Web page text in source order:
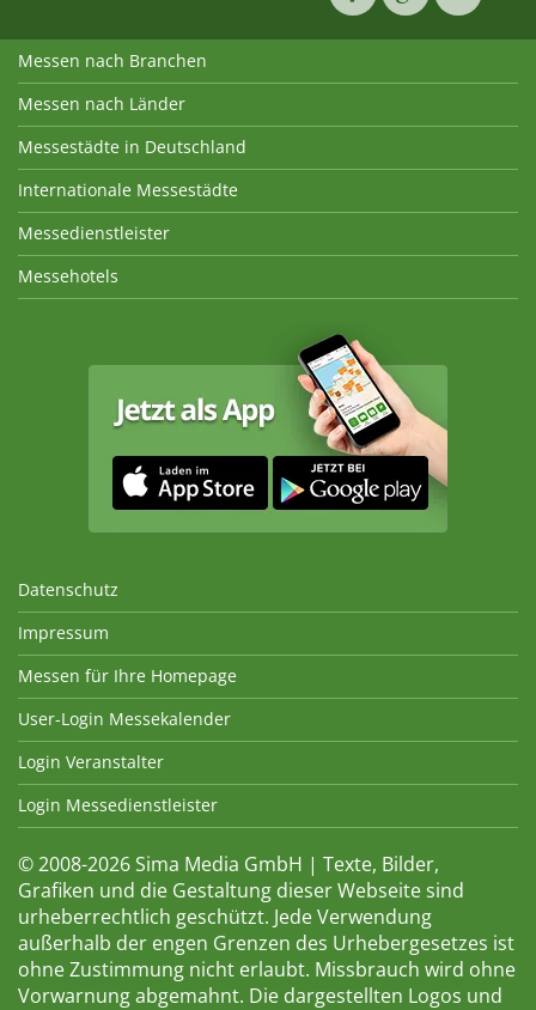
Messen nach Branchen
Messen nach Länder
Messestädte in Deutschland
Internationale Messestädte
Messedienstleister
Messehotels
Datenschutz
Impressum
Messen für Ihre Homepage
User-Login Messekalender
Login Veranstalter
Login Messedienstleister
© 2008-2026 Sima Media GmbH | Texte, Bilder,
Grafiken und die Gestaltung dieser Webseite sind
urheberrechtlich geschützt. Jede Verwendung
außerhalb der engen Grenzen des Urhebergesetzes ist
ohne Zustimmung nicht erlaubt. Missbrauch wird ohne
Vorwarnung abgemahnt. Die dargestellten Logos und